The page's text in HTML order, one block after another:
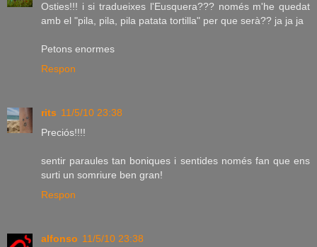
Osties!!! i si tradueixes l'Eusquera??? només m'he quedat
amb el "pila, pila, pila patata tortilla" per que serà?? ja ja ja
Petons enormes
Respon
rits 11/5/10 23:38
Preciós!!!!
sentir paraules tan boniques i sentides només fan que ens
surti un somriure ben gran!
Respon
alfonso 11/5/10 23:38